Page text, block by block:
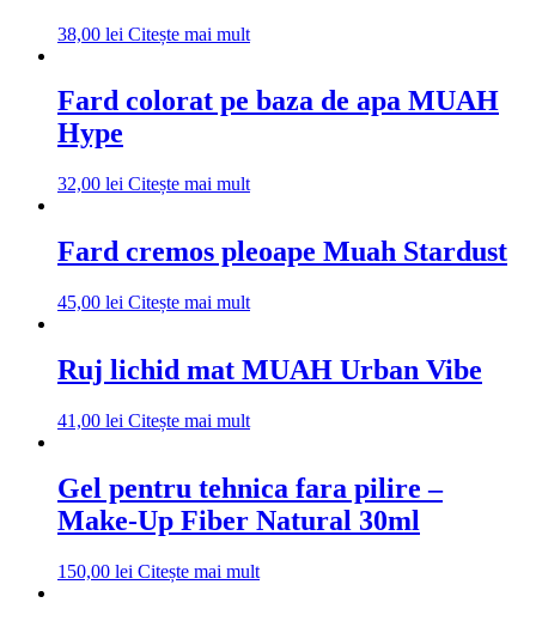
38,00 lei Citește mai mult
Fard colorat pe baza de apa MUAH
Hype
32,00 lei Citește mai mult
Fard cremos pleoape Muah Stardust
45,00 lei Citește mai mult
Ruj lichid mat MUAH Urban Vibe
41,00 lei Citește mai mult
Gel pentru tehnica fara pilire –
Make-Up Fiber Natural 30ml
150,00 lei Citește mai mult